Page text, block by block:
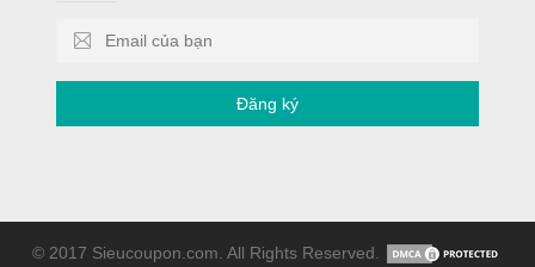
Đăng ký
© 2017 Sieucoupon.com. All Rights Reserved.